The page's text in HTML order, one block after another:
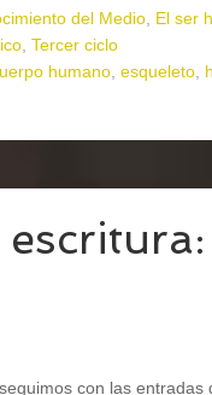
del Medio El ser
Tercer ciclo
humano esqueleto
con las entradas